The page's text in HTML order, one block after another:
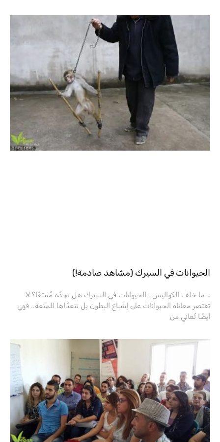
الحيوانات في السيرك (مشاهد صادمة!)
… ما خلف الكواليس , الحيوانات في السيرك هل تجدُه مُمتعًا؟ لا
تقتصر معاناة الحيوانات على إشباع البطون بل تتعدّاها للمتعة.. فهي
أيضًا تُعاني من